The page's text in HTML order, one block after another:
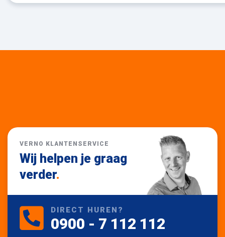
VERNO KLANTENSERVICE
Wij helpen je graag
verder.
DIRECT HUREN?
0900 - 7 112 112